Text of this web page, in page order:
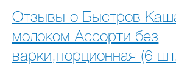
Отзывы о Быстров
молоком Ассорти без
варки,порционная (6